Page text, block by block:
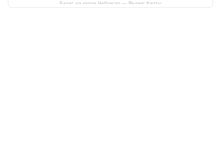
Базис на карте Чебоксар — Яндекс Карты